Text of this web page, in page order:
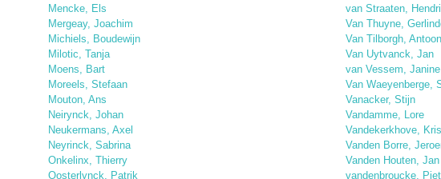
Mencke, Els
Mergeay, Joachim
Michiels, Boudewijn
Milotic, Tanja
Moens, Bart
Moreels, Stefaan
Mouton, Ans
Neirynck, Johan
Neukermans, Axel
Neyrinck, Sabrina
Onkelinx, Thierry
Oosterlynck, Patrik
van Straaten,
Van Thuyne,
Van Tilborgh,
Van Uytvanck, Jan
van Vessem, Janine
Van Waeyenberge,
Vanacker, Stijn
Vandamme, Lore
Vandekerkhove, Kris
Vanden Borre,
Vanden Houten, Jan
vandenbroucke,